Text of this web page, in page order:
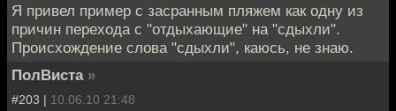
Я привел пример с засранным пляжем как одну из
причин перехода с "отдыхающие" на "сдыхли".
Происхождение слова "сдыхли", каюсь, не знаю.
ПолВиста »
#203 | 10.06.10 21:48